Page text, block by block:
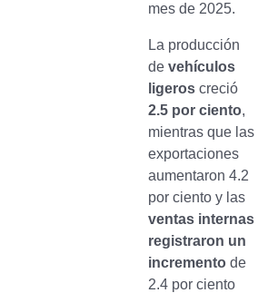
mes de 2025.
La producción
de vehículos
ligeroscreció
2.5 por ciento,
mientras que las
exportaciones
aumentaron 4.2
por ciento y las
ventas internas
registraron un
incrementode
2.4 por ciento